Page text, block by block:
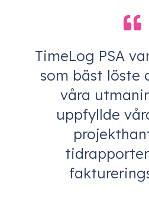
TimeLog PSA
som bäst löste
våra
uppfyllde